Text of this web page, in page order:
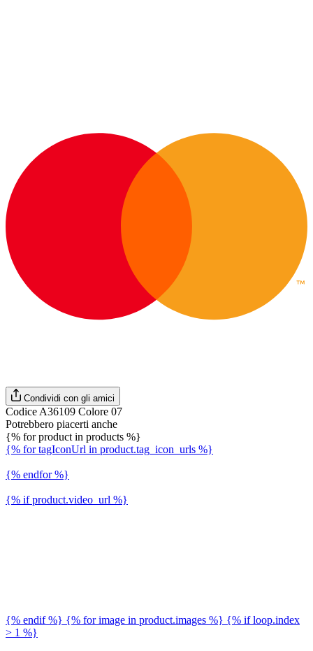
Condividi con gli amici
Codice A36109 Colore 07
Potrebbero piacerti anche
{% for product in products %}
{% for tagIconUrl in product.tag_icon_urls %}
{% endfor %}
{% if product.video_url %}
{% endif %} {% for image in product.images %} {% if loop.index
> 1 %}